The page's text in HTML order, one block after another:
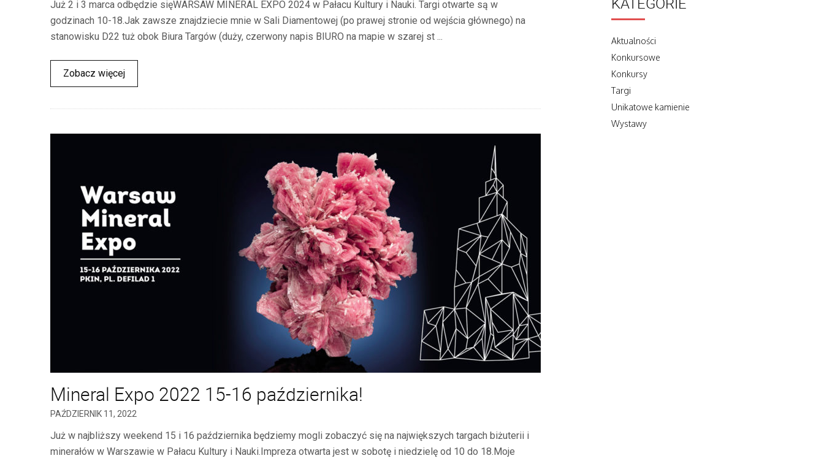
Już 2 i 3 marca odbędzie sięWARSAW MINERAL EXPO 2024 w Pałacu Kultury i Nauki. Targi otwarte są w
godzinach 10-18.Jak zawsze znajdziecie mnie w Sali Diamentowej (po prawej stronie od wejścia głównego) na
stanowisku D22 tuż obok Biura Targów (duży, czerwony napis BIURO na mapie w szarej st ...
Zobacz więcej
Mineral Expo 2022 15-16 października!
PAŹDZIERNIK 11, 2022
Już w najbliższy weekend 15 i 16 października będziemy mogli zobaczyć się na największych targach biżuterii i
minerałów w Warszawie w Pałacu Kultury i Nauki.Impreza otwarta jest w sobotę i niedzielę od 10 do 18.Moje
Aktualności
Konkursowe
Konkursy
Targi
Unikatowe kamienie
Wystawy